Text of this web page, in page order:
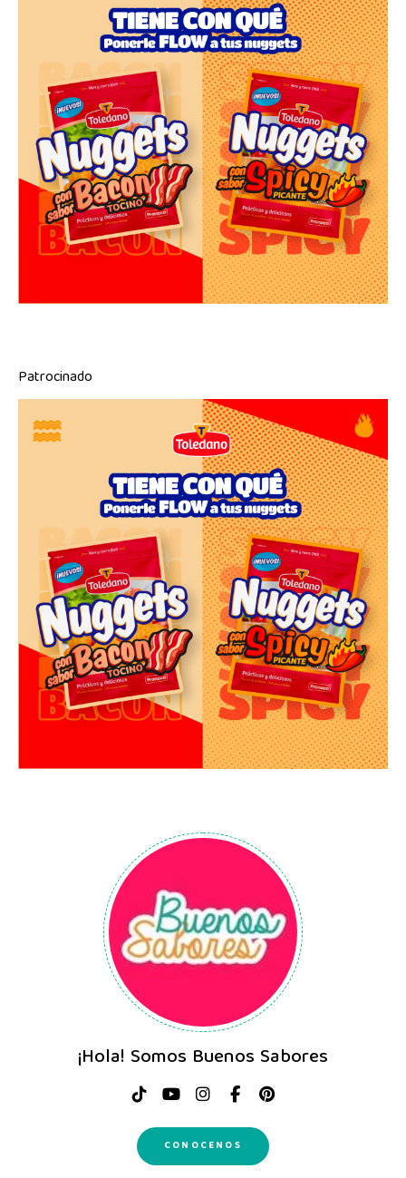
Patrocinado
¡Hola! Somos Buenos Sabores
CONOCENOS